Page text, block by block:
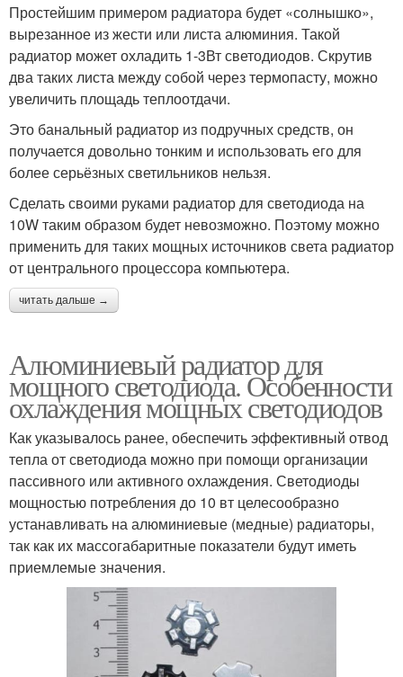
Простейшим примером радиатора будет «солнышко»,
вырезанное из жести или листа алюминия. Такой
радиатор может охладить 1-3Вт светодиодов. Скрутив
два таких листа между собой через термопасту, можно
увеличить площадь теплоотдачи.
Это банальный радиатор из подручных средств, он
получается довольно тонким и использовать его для
более серьёзных светильников нельзя.
Сделать своими руками радиатор для светодиода на
10W таким образом будет невозможно. Поэтому можно
применить для таких мощных источников света радиатор
от центрального процессора компьютера.
читать дальше →
Алюминиевый радиатор для
мощного светодиода. Особенности
охлаждения мощных светодиодов
Как указывалось ранее, обеспечить эффективный отвод
тепла от светодиода можно при помощи организации
пассивного или активного охлаждения. Светодиоды
мощностью потребления до 10 вт целесообразно
устанавливать на алюминиевые (медные) радиаторы,
так как их массогабаритные показатели будут иметь
приемлемые значения.